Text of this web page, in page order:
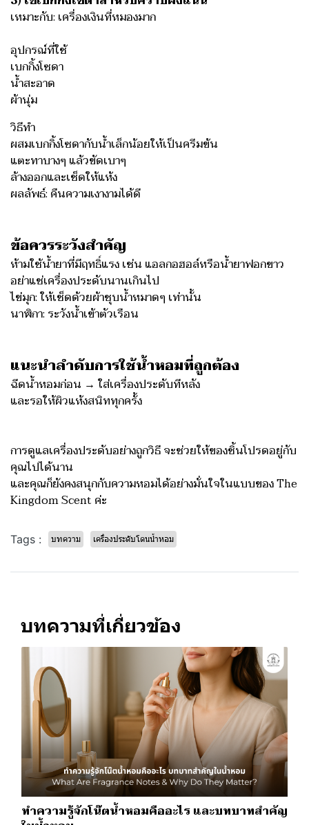
เหมาะกับ: เครื่องเงินที่หมองมาก
อุปกรณ์ที่ใช้
เบกกิ้งโซดา
น้ำสะอาด
ผ้านุ่ม
วิธีทำ
ผสมเบกกิ้งโซดากับน้ำเล็กน้อยให้เป็นครีมข้น
แตะทาบางๆ แล้วขัดเบาๆ
ล้างออกและเช็ดให้แห้ง
ผลลัพธ์: คืนความเงางามได้ดี
ข้อควรระวังสำคัญ
ห้ามใช้น้ำยาที่มีฤทธิ์แรง เช่น แอลกอฮอล์หรือน้ำยาฟอกขาว
อย่าแช่เครื่องประดับนานเกินไป
ไข่มุก: ให้เช็ดด้วยผ้าชุบน้ำหมาดๆ เท่านั้น
นาฬิกา: ระวังน้ำเข้าตัวเรือน
แนะนำลำดับการใช้น้ำหอมที่ถูกต้อง
ฉีดน้ำหอมก่อน → ใส่เครื่องประดับทีหลัง
และรอให้ผิวแห้งสนิททุกครั้ง
การดูแลเครื่องประดับอย่างถูกวิธี จะช่วยให้ของชิ้นโปรดอยู่กับ
คุณไปได้นาน
และคุณก็ยังคงสนุกกับความหอมได้อย่างมั่นใจในแบบของ The
Kingdom Scent ค่ะ
Tags : บทความ เครื่องประดับโดนน้ำหอม
บทความที่เกี่ยวข้อง
ทำความรู้จักโน๊ตน้ำหอมคืออะไร และบทบาทสำคัญ